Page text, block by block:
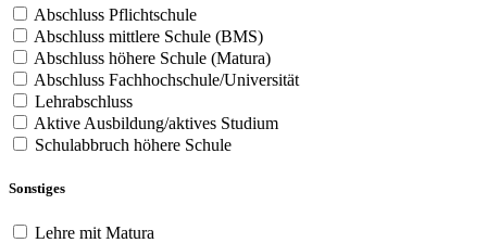
Abschluss Pflichtschule
Abschluss mittlere Schule (BMS)
Abschluss höhere Schule (Matura)
Abschluss Fachhochschule/Universität
Lehrabschluss
Aktive Ausbildung/aktives Studium
Schulabbruch höhere Schule
Sonstiges
Lehre mit Matura